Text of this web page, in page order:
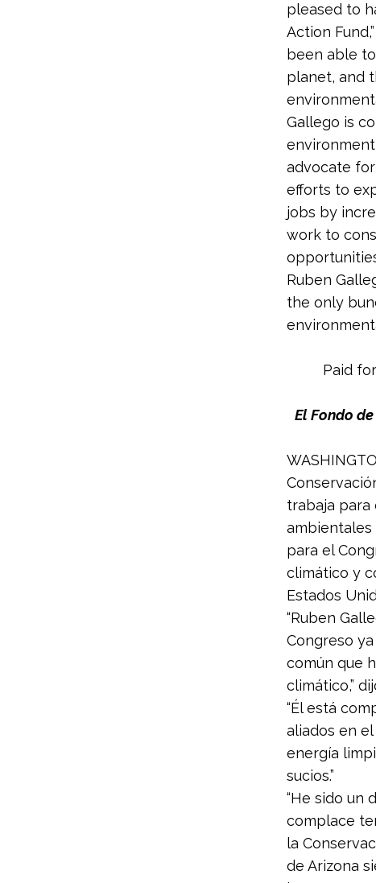
pleased to
Action
been able
planet, and
Gallego is
advocate
efforts to
jobs by
work to
Ruben
the only
Paid
El Fondo
trabaja para
ambientales
para el
climático y
Estados
“Ruben
Congreso
común que
climático,”
“Él está
aliados en
energía
sucios.”
“He sido un
complace
la
de Arizona